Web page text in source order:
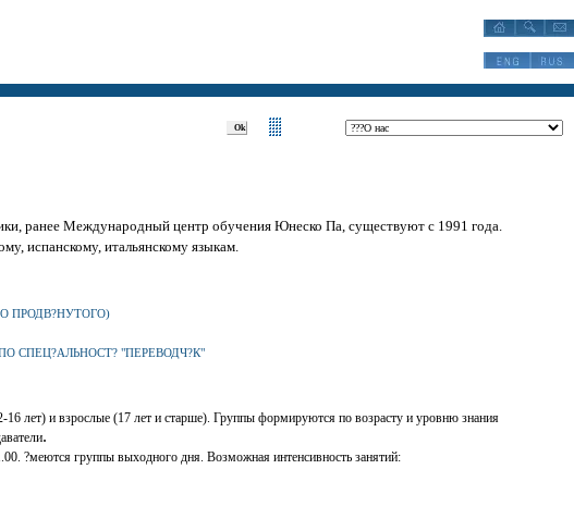
ранее Международный центр обучения Юнеско Па, существуют с 1991 года.
испанскому, итальянскому языкам.
ПРОДВ?НУТОГО)
СПЕЦ?АЛЬНОСТ? "ПЕРЕВОДЧ?К"
16 лет) и взрослые (17 лет и старше). Группы формируются по возрасту и уровню знания
.
?меются группы выходного дня. Возможная интенсивность занятий: